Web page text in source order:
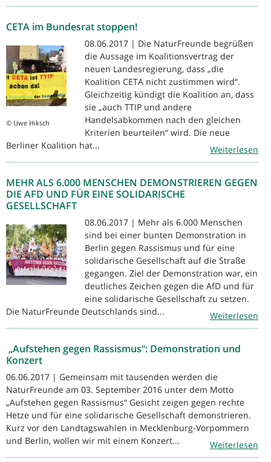
CETA im Bundesrat stoppen!
© Uwe Hiksch
08.06.2017 | Die NaturFreunde begrüßen
die Aussage im Koalitionsvertrag der
neuen Landesregierung, dass „die
Koalition CETA nicht zustimmen wird“.
Gleichzeitig kündigt die Koalition an, dass
sie „auch TTIP und andere
Handelsabkommen nach den gleichen
Kriterien beurteilen“ wird. Die neue
Berliner Koalition hat...
Weiterlesen
MEHR ALS 6.000 MENSCHEN DEMONSTRIEREN GEGEN
DIE AFD UND FÜR EINE SOLIDARISCHE
GESELLSCHAFT
08.06.2017 | Mehr als 6.000 Menschen
sind bei einer bunten Demonstration in
Berlin gegen Rassismus und für eine
solidarische Gesellschaft auf die Straße
gegangen. Ziel der Demonstration war, ein
deutliches Zeichen gegen die AfD und für
eine solidarische Gesellschaft zu setzen.
Die NaturFreunde Deutschlands sind...
Weiterlesen
„Aufstehen gegen Rassismus“: Demonstration und
Konzert
06.06.2017 | Gemeinsam mit tausenden werden die
NaturFreunde am 03. September 2016 unter dem Motto
„Aufstehen gegen Rassismus“ Gesicht zeigen gegen rechte
Hetze und für eine solidarische Gesellschaft demonstrieren.
Kurz vor den Landtagswahlen in Mecklenburg-Vorpommern
und Berlin, wollen wir mit einem Konzert...
Weiterlesen